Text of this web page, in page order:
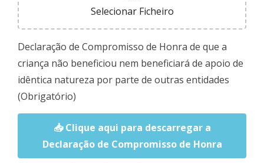
Selecionar Ficheiro
Declaração de Compromisso de Honra de que a
criança não beneficiou nem beneficiará de apoio de
idêntica natureza por parte de outras entidades
(Obrigatório)
📥 Clique aqui para descarregar a
Declaração de Compromisso de Honra